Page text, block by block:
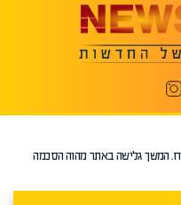
המשך גלישה באתר מהוה הסכמה